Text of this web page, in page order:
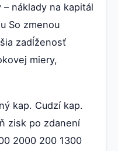
náklady na kapitál
So zmenou
zadĺženosť
miery,
kap. Cudzí kap.
zisk po zdanení
2000 200 1300